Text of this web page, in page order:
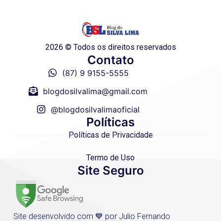
2026 © Todos os direitos reservados
Contato
(87) 9 9155-5555
blogdosilvalima@gmail.com
@blogdosilvalimaoficial
Políticas
Políticas de Privacidade
Termo de Uso
Site Seguro
Site desenvolvido com 💙 por Julio Fernando